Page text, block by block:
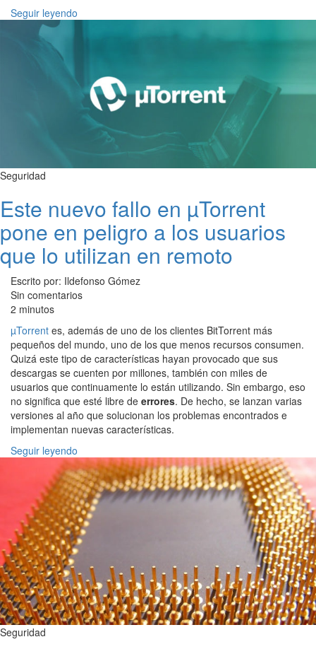
Seguir leyendo
Seguridad
Este nuevo fallo en µTorrent
pone en peligro a los usuarios
que lo utilizan en remoto
Escrito por: Ildefonso Gómez
Sin comentarios
2 minutos
µTorrent es, además de uno de los clientes BitTorrent más
pequeños del mundo, uno de los que menos recursos consumen.
Quizá este tipo de características hayan provocado que sus
descargas se cuenten por millones, también con miles de
usuarios que continuamente lo están utilizando. Sin embargo, eso
no significa que esté libre de errores. De hecho, se lanzan varias
versiones al año que solucionan los problemas encontrados e
implementan nuevas características.
Seguir leyendo
Seguridad